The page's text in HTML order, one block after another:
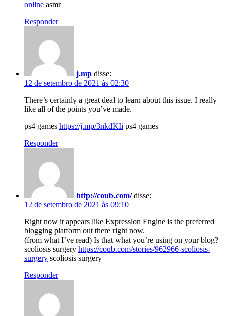
online asmr
Responder
j.mp disse:
12 de setembro de 2021 às 02:30
There’s certainly a great deal to learn about this issue. I really
like all of the points you’ve made.
ps4 games https://j.mp/3nkdKIi ps4 games
Responder
http://coub.com/ disse:
12 de setembro de 2021 às 09:10
Right now it appears like Expression Engine is the preferred
blogging platform out there right now.
(from what I’ve read) Is that what you’re using on your blog?
scoliosis surgery https://coub.com/stories/962966-scoliosis-
surgery scoliosis surgery
Responder